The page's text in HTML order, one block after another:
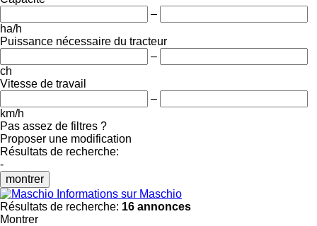
–
ha/h
Puissance nécessaire du tracteur
–
ch
Vitesse de travail
–
km/h
Pas assez de filtres ?
Proposer une modification
Résultats de recherche:
-
montrer
Informations sur Maschio
Résultats de recherche: 16 annonces
Montrer